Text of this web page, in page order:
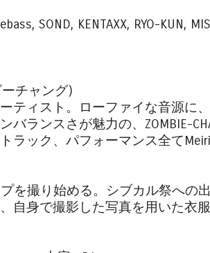
SOND, KENTAXX, RYO-KUN,
ーチャング)
ティスト。ローファイな音源に
バランスさが魅力の、ZOMBIE-
ラック、パフォーマンス全て
を撮り始める。シブカル祭への
自身で撮影した写真を用いた衣